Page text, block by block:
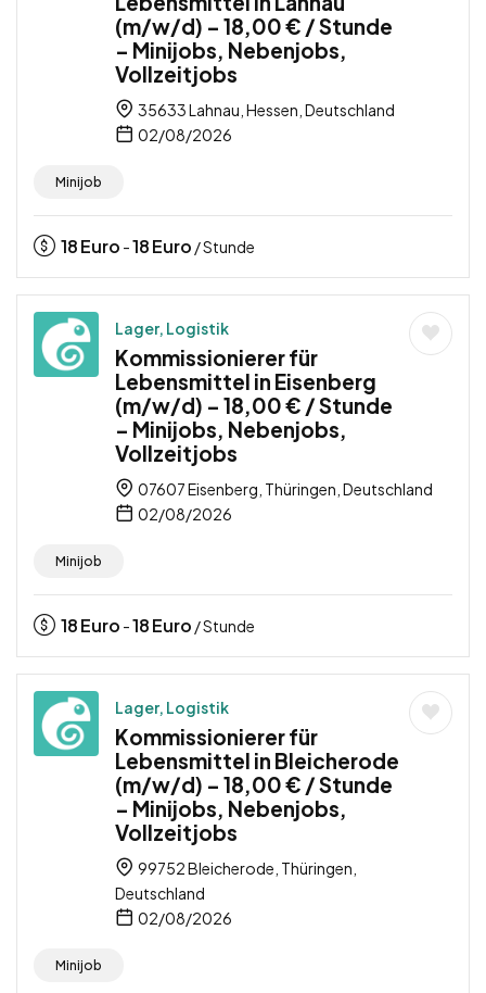
(m/w/d) – 18,00 € / Stunde
– Minijobs, Nebenjobs,
Vollzeitjobs
35633 Lahnau, Hessen, Deutschland
02/08/2026
Minijob
18Euro -18Euro / Stunde
Lager, Logistik
Kommissionierer für
Lebensmittel in Eisenberg
(m/w/d) – 18,00 € / Stunde
– Minijobs, Nebenjobs,
Vollzeitjobs
07607 Eisenberg, Thüringen, Deutschland
02/08/2026
Minijob
18Euro -18Euro / Stunde
Lager, Logistik
Kommissionierer für
Lebensmittel in Bleicherode
(m/w/d) – 18,00 € / Stunde
– Minijobs, Nebenjobs,
Vollzeitjobs
99752 Bleicherode, Thüringen,
Deutschland
02/08/2026
Minijob